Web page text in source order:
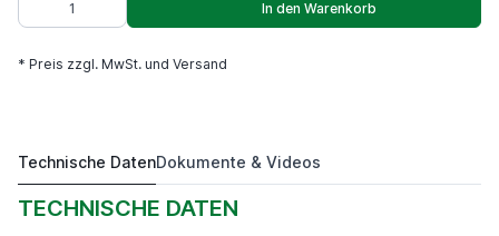
In den Warenkorb
* Preis zzgl. MwSt. und Versand
P45+D3R1,5ap6F0S4L50Z2
10,00 €*
Technische DatenDokumente & Videos
TECHNISCHE DATEN